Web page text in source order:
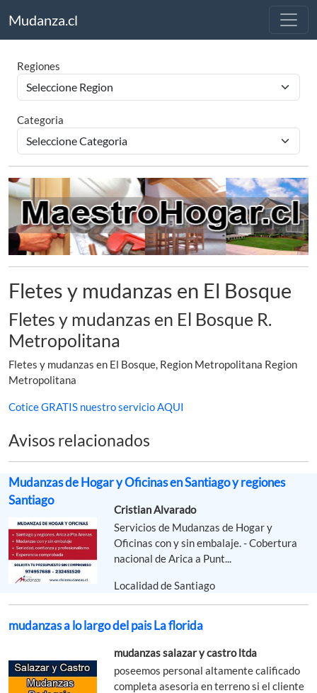
Mudanza.cl
Regiones
Categoria
Fletes y mudanzas en El Bosque
Fletes y mudanzas en El Bosque R.
Metropolitana
Fletes y mudanzas en El Bosque, Region Metropolitana Region
Metropolitana
Cotice GRATIS nuestro servicio AQUI
Avisos relacionados
Mudanzas de Hogar y Oficinas en Santiago y regiones
Santiago
Cristian Alvarado
Servicios de Mudanzas de Hogar y
Oficinas con y sin embalaje. - Cobertura
nacional de Arica a Punt...
Localidad de Santiago
mudanzas a lo largo del pais La florida
mudanzas salazar y castro ltda
poseemos personal altamente calificado
completa asesoria en terreno si el cliente